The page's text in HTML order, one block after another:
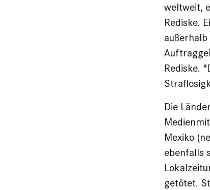
weltweit,
Rediske.
Rediske.
Die
Mexiko
ebenfalls
getötet.